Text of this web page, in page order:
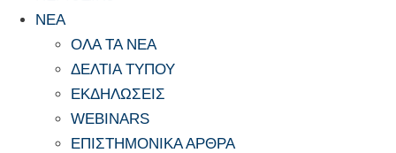
ΝΕΑ
ΟΛΑ ΤΑ ΝΕΑ
ΔΕΛΤΙΑ ΤΥΠΟΥ
ΕΚΔΗΛΩΣΕΙΣ
WEBINARS
ΕΠΙΣΤΗΜΟΝΙΚΑ ΑΡΘΡΑ